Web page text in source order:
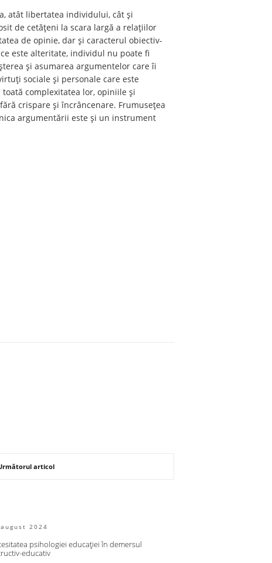
atât libertatea individului, cât și
de cetățeni la scara largă a relațiilor
de opinie, dar și caracterul obiectiv-
este alteritate, individul nu poate fi
și asumarea argumentelor care îi
sociale și personale care este
complexitatea lor, opiniile și
crispare și încrâncenare. Frumusețea
argumentării este și un instrument
articol
2024
psihologiei educației în demersul
educativ